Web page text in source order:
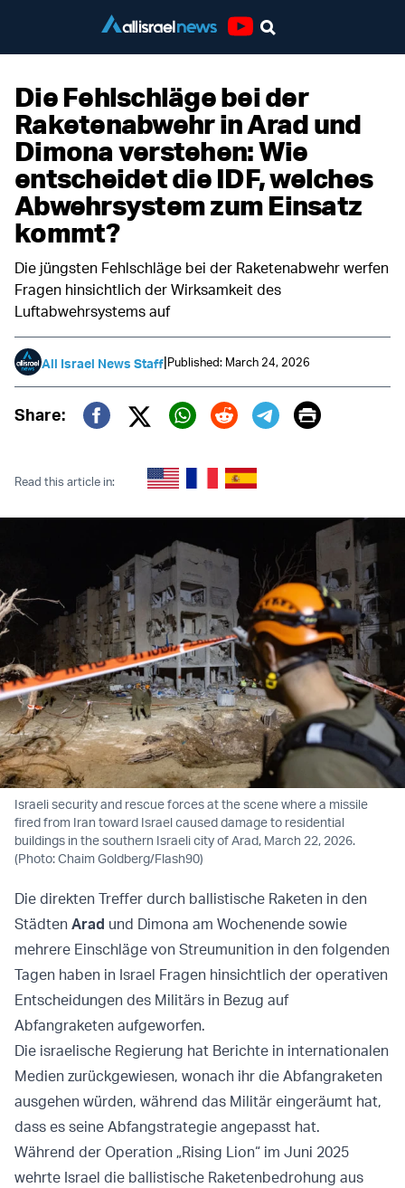
Die Fehlschläge bei der
Raketenabwehr in Arad und
Dimona verstehen: Wie
entscheidet die IDF, welches
Abwehrsystem zum Einsatz
kommt?
Die jüngsten Fehlschläge bei der Raketenabwehr werfen
Fragen hinsichtlich der Wirksamkeit des
Luftabwehrsystems auf
All Israel News Staff|Published: March 24, 2026
Share:
Twitter (X)
Print
Read this article in:
Israeli security and rescue forces at the scene where a missile
fired from Iran toward Israel caused damage to residential
buildings in the southern Israeli city of Arad, March 22, 2026.
(Photo: Chaim Goldberg/Flash90)
Die direkten Treffer durch ballistische Raketen in den
Städten Arad und Dimona am Wochenende sowie
mehrere Einschläge von Streumunition in den folgenden
Tagen haben in Israel Fragen hinsichtlich der operativen
Entscheidungen des Militärs in Bezug auf
Abfangraketen aufgeworfen.
Die israelische Regierung hat Berichte in internationalen
Medien zurückgewiesen, wonach ihr die Abfangraketen
ausgehen würden, während das Militär eingeräumt hat,
dass es seine Abfangstrategie angepasst hat.
Während der Operation „Rising Lion“ im Juni 2025
wehrte Israel die ballistische Raketenbedrohung aus